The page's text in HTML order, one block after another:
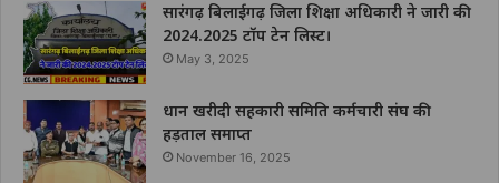
सारंगढ़ बिलाईगढ़ जिला शिक्षा अधिकारी ने जारी की
2024.2025 टॉप टेन लिस्ट।
May 3, 2025
धान खरीदी सहकारी समिति कर्मचारी संघ की
हड़ताल समाप्त
November 16, 2025